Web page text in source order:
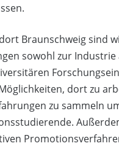
Braunschweig sind
sowohl zur Industrie
dort zu
zu sammeln